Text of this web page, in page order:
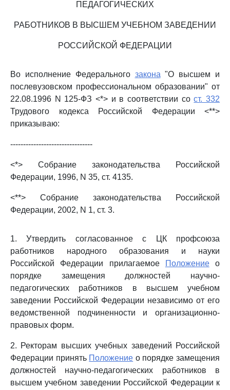
ПЕДАГОГИЧЕСКИХ
РАБОТНИКОВ В ВЫСШЕМ УЧЕБНОМ ЗАВЕДЕНИИ
РОССИЙСКОЙ ФЕДЕРАЦИИ
Во исполнение Федерального закона "О высшем и
послевузовском профессиональном образовании" от
22.08.1996 N 125-ФЗ <*> и в соответствии сост. 332
Трудового кодекса Российской Федерации <**>
приказываю:
--------------------------------
<*> Собрание законодательства Российской
Федерации, 1996, N 35, ст. 4135.
<**> Собрание законодательства Российской
Федерации, 2002, N 1, ст. 3.
1. Утвердить согласованное с ЦК профсоюза
работников народного образования и науки
Российской Федерации прилагаемое
Положениео
порядке замещения должностей научно-
педагогических работников в высшем учебном
заведении Российской Федерации независимо от его
ведомственной подчиненности и организационно-
правовых форм.
2. Ректорам высших учебных заведений Российской
Федерации принять Положение о порядке замещения
должностей научно-педагогических работников в
высшем учебном заведении Российской Федерации к